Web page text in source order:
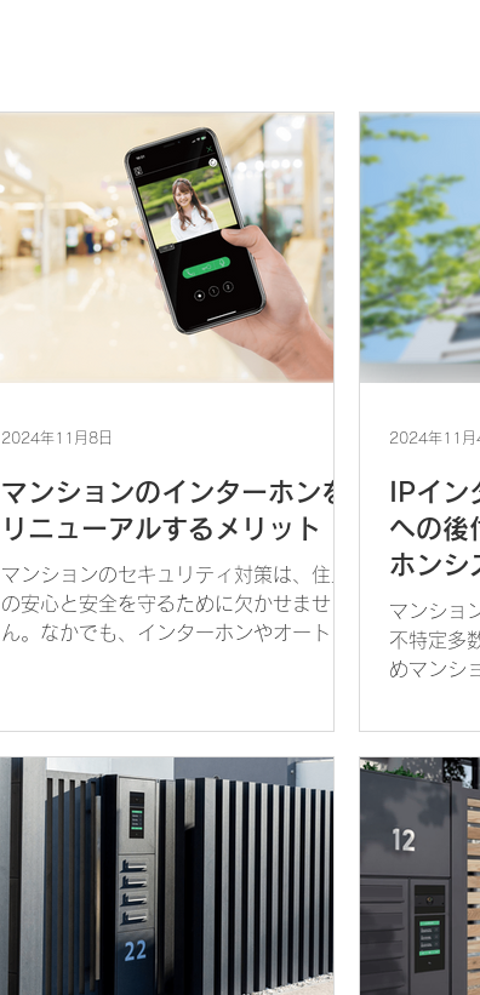
マンションのインターホンを
リニューアルするメリット
マンションのセキュリティ対策は、住民
の安心と安全を守るために欠かせませ
ん。なかでも、インターホンやオートロ
応機能を取り入れると、リ...
2024年11月8日
IPイ
への後
ホンシ
マンショ
不特定多
めマンシ
ね備える
マンショ
まだシン
が多いで
2024年11月